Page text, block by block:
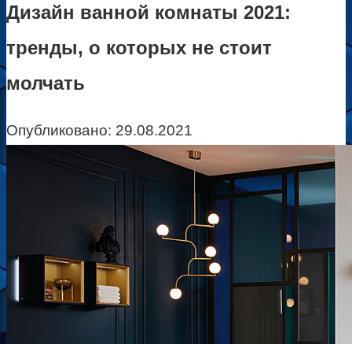
Дизайн ванной комнаты 2021:
тренды, о которых не стоит
молчать
Опубликовано: 29.08.2021